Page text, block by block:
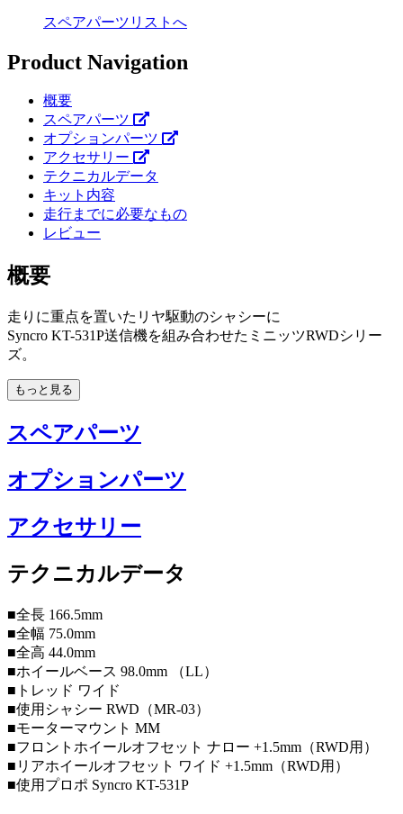
スペアパーツリストへ
Product Navigation
概要
スペアパーツ
オプションパーツ
アクセサリー
テクニカルデータ
キット内容
走行までに必要なもの
レビュー
概要
走りに重点を置いたリヤ駆動のシャシーに
Syncro KT-531P送信機を組み合わせたミニッツRWDシリー
ズ。
もっと見る
スペアパーツ
オプションパーツ
アクセサリー
テクニカルデータ
■全長 166.5mm
■全幅 75.0mm
■全高 44.0mm
■ホイールベース 98.0mm （LL）
■トレッド ワイド
■使用シャシー RWD（MR-03）
■モーターマウント MM
■フロントホイールオフセット ナロー +1.5mm（RWD用）
■リアホイールオフセット ワイド +1.5mm（RWD用）
■使用プロポ Syncro KT-531P